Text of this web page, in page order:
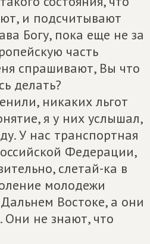
и подсчитывают
Богу, пока еще не за
часть
спрашивают, Вы что
делать?
никаких льгот
я у них услышал,
У нас транспортная
Федерации,
слетай-ка в
молодежи
Востоке, а они
не знают, что